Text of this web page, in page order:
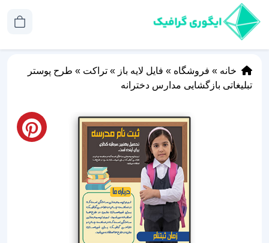
خانه » فروشگاه » فایل لایه باز » تراکت » طرح پوستر
تبلیغاتی بازگشایی مدارس دخترانه